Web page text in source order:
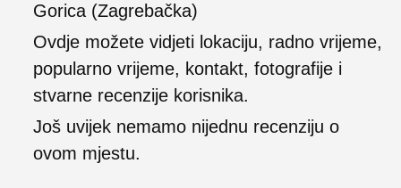
Gorica (Zagrebačka)
Ovdje možete vidjeti lokaciju, radno vrijeme,
popularno vrijeme, kontakt, fotografije i
stvarne recenzije korisnika.
Još uvijek nemamo nijednu recenziju o
ovom mjestu.